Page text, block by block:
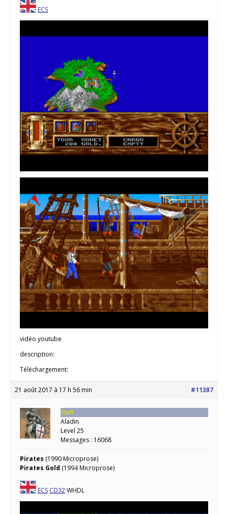
ECS
vidéo youtube
description:
Téléchargement:
21 août 2017 à 17 h 56 min #11387
Staff
Aladin
Level 25
Messages : 16068
Pirates (1990 Microprose)
Pirates Gold (1994 Microprose)
ECS CD32WHDL